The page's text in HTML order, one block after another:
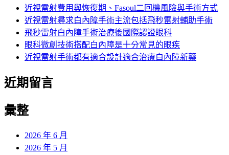
近視雷射費用與恢復期、Fasoul二回機風險與手術方式
近視雷射尋求白內障手術主流包括飛秒雷射輔助手術
飛秒雷射白內障手術治療後國際認證眼科
眼科微創技術搭配白內障是十分常見的眼疾
近視雷射手術都有適合設計適合治療白內障新藥
近期留言
彙整
2026 年 6 月
2026 年 5 月